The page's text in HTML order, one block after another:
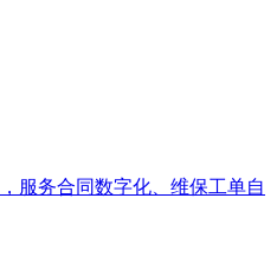
服务合同数字化、维保工单自